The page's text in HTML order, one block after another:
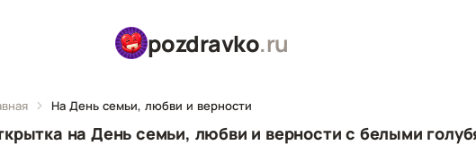
pozdravko.ru
На День семьи, любви и верности
на День семьи, любви и верности с белыми